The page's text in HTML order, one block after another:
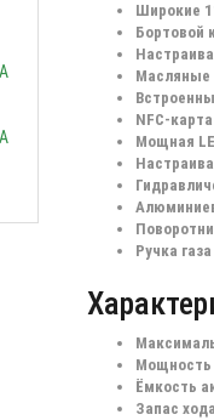
Широкие
Бортовой
Масляные
NFC-
Мощная
Ручка
Мощность
Ёмкость
Запас